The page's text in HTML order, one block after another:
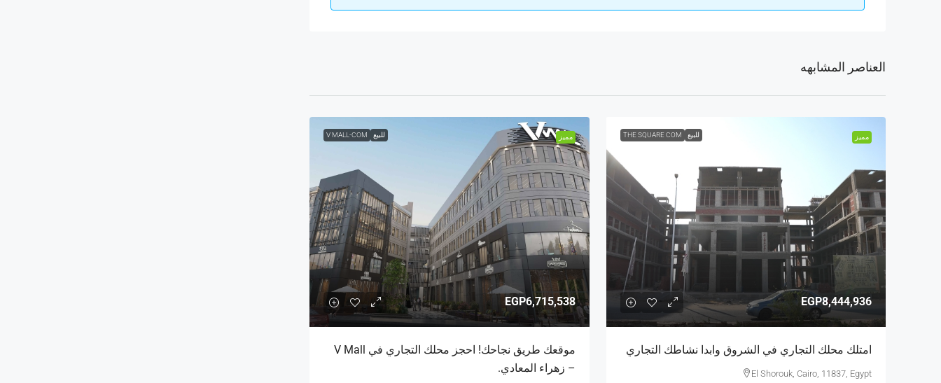
العناصر المشابهه
مميز للبيع THE SQUARE COM
EGP8,444,936
امتلك محلك التجاري في الشروق وابدا نشاطك التجاري
El Shorouk, Cairo, 11837, Egypt
مميز للبيع V MALL-COM
EGP6,715,538
موقعك طريق نجاحك! احجز محلك التجاري في V Mall
– زهراء المعادي.